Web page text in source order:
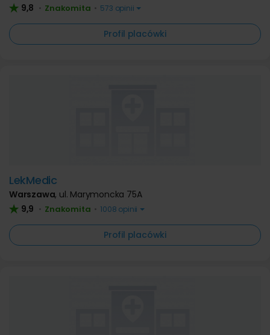
9,8 • Znakomita • 573 opinii
Profil placówki
LekMedic
Warszawa, ul. Marymoncka 75A
9,9 • Znakomita • 1008 opinii
Profil placówki